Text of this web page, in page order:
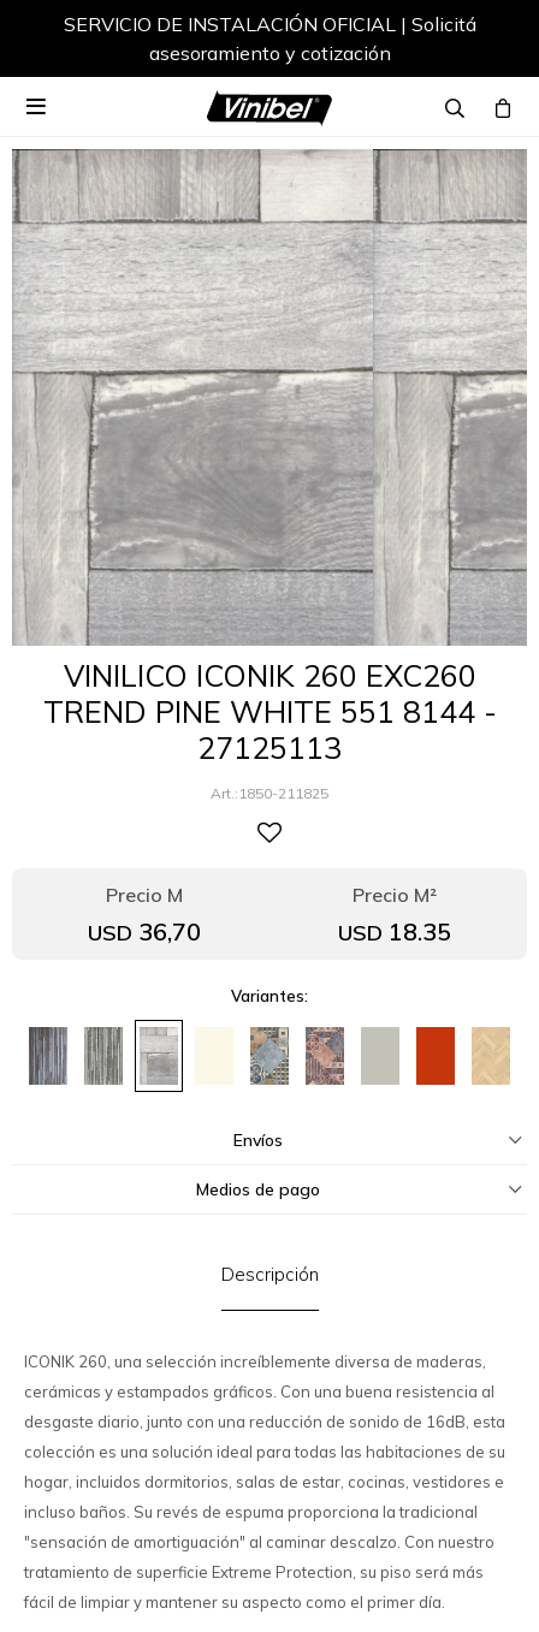
SERVICIO DE INSTALACIÓN OFICIAL | Solicitá
asesoramiento y cotización

VINILICO ICONIK 260 EXC260
TREND PINE WHITE 551 8144 -
27125113
1850-211825
USD 36,70 USD 18.35
Variantes:
Envíos
Medios de pago
Descripción
ICONIK 260, una selección increíblemente diversa de maderas,
cerámicas y estampados gráficos. Con una buena resistencia al
desgaste diario, junto con una reducción de sonido de 16dB, esta
colección es una solución ideal para todas las habitaciones de su
hogar, incluidos dormitorios, salas de estar, cocinas, vestidores e
incluso baños. Su revés de espuma proporciona la tradicional
"sensación de amortiguación" al caminar descalzo. Con nuestro
tratamiento de superficie Extreme Protection, su piso será más
fácil de limpiar y mantener su aspecto como el primer día.